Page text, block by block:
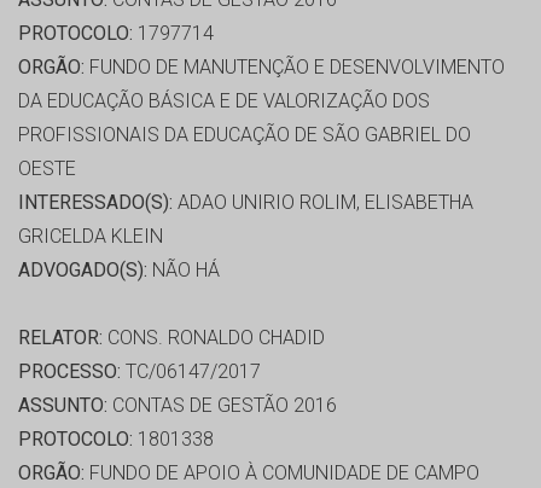
PROTOCOLO: 1797714
ORGÃO: FUNDO DE MANUTENÇÃO E DESENVOLVIMENTO
DA EDUCAÇÃO BÁSICA E DE VALORIZAÇÃO DOS
PROFISSIONAIS DA EDUCAÇÃO DE SÃO GABRIEL DO
OESTE
INTERESSADO(S): ADAO UNIRIO ROLIM, ELISABETHA
GRICELDA KLEIN
ADVOGADO(S): NÃO HÁ
RELATOR: CONS. RONALDO CHADID
PROCESSO: TC/06147/2017
ASSUNTO: CONTAS DE GESTÃO 2016
PROTOCOLO: 1801338
ORGÃO: FUNDO DE APOIO À COMUNIDADE DE CAMPO